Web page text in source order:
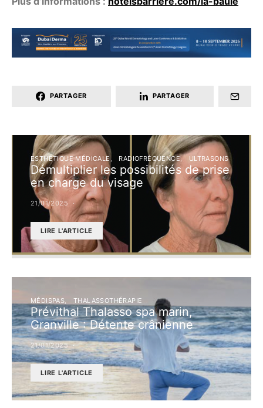
PARTAGER PARTAGER
ESTHÉTIQUE MÉDICALE RADIOFRÉQUENCE ULTRASONS
Démultiplier les possibilités de prise
en charge du visage
21/01/2025
LIRE L'ARTICLE
MÉDISPAS THALASSOTHÉRAPIE
Prévithal Thalasso spa marin,
Granville : Détente crânienne
21/01/2025
LIRE L'ARTICLE